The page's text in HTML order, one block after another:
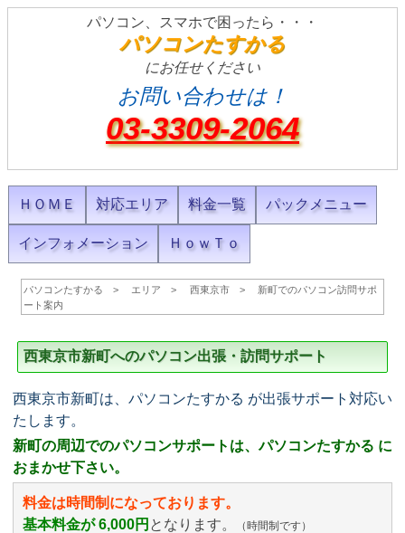
パソコン、スマホで困ったら・・・
パソコンたすかる
にお任せください
お問い合わせは！
03-3309-2064
ＨＯＭＥ 対応エリア 料金一覧 パックメニュー
インフォメーション ＨｏｗＴｏ
パソコンたすかる エリア 西東京市
新町でのパソコン訪問サポ
ート案内
西東京市新町へのパソコン出張・訪問サポート
西東京市新町は、パソコンたすかる が出張サポート対応い
たします。
新町の周辺でのパソコンサポートは、パソコンたすかる に
おまかせ下さい。
料金は時間制になっております。
基本料金が 6,000円 となります。 （時間制です）